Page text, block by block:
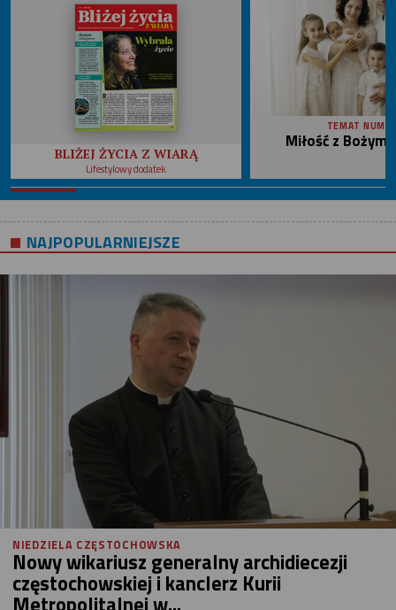
BLIŻEJ ŻYCIA Z WIARĄ
Lifestylowy dodatek
TEMAT
Miłość z
NAJPOPULARNIEJSZE
NIEDZIELA CZĘSTOCHOWSKA
Nowy wikariusz generalny archidiecezji
częstochowskiej i kanclerz Kurii